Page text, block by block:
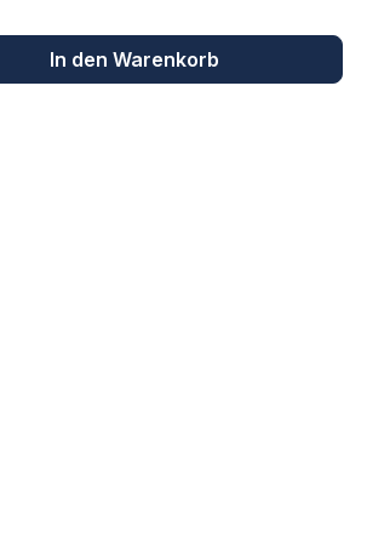
gewünschten Wert
In den Warenkorb